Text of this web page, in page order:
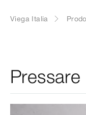
Viega Italia